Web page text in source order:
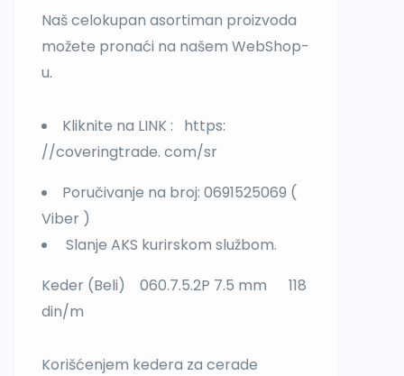
Naš celokupan asortiman proizvoda
možete pronaći na našem WebShop-
u.
Kliknite na LINK : https:
//coveringtrade. com/sr
Poručivanje na broj: 0691525069 (
Viber )
Slanje AKS kurirskom službom.
Keder (Beli) 060.7.5.2P 7.5 mm 118
din/m
Korišćenjem kedera za cerade